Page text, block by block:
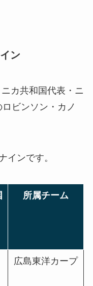
ン
カ共和国代表・ニ
ビンソン・カノ
インです。
所属チーム
広島東洋カープ